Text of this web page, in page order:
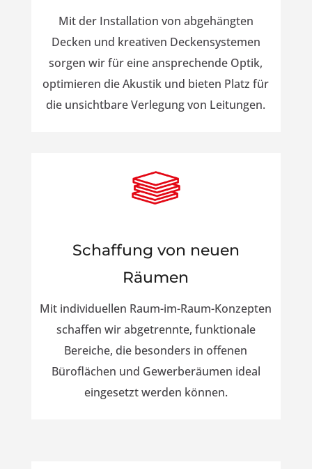
Mit der Installation von abgehängten
Decken und kreativen Deckensystemen
sorgen wir für eine ansprechende Optik,
optimieren die Akustik und bieten Platz für
die unsichtbare Verlegung von Leitungen.
Schaffung von neuen
Räumen
Mit individuellen Raum-im-Raum-Konzepten
schaffen wir abgetrennte, funktionale
Bereiche, die besonders in offenen
Büroflächen und Gewerberäumen ideal
eingesetzt werden können.